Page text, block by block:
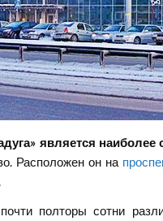
является
Расположен он на
полторы сотни